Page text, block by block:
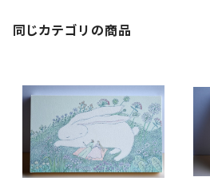
同じカテゴリの商品